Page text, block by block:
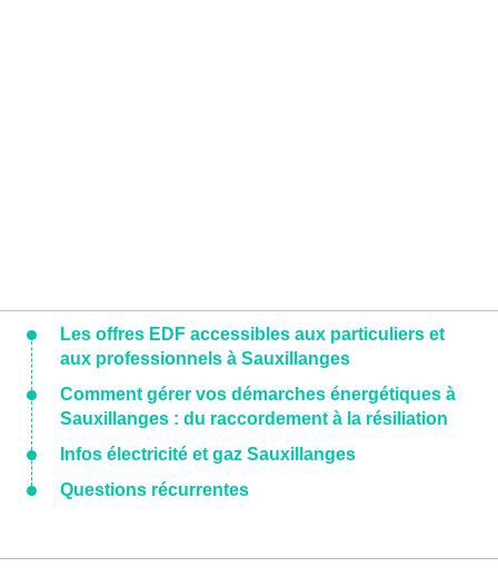
Les offres EDF accessibles aux particuliers et
aux professionnels à Sauxillanges
Comment gérer vos démarches énergétiques à
Sauxillanges : du raccordement à la résiliation
Infos électricité et gaz Sauxillanges
Questions récurrentes